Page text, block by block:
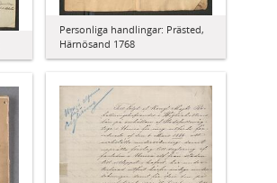
Personliga handlingar: Prästed,
Härnösand 1768